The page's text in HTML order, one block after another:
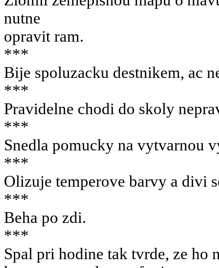
nutne
opravit ram.
***
Bije spoluzacku destnikem, ac
***
Pravidelne chodi do skoly
***
Snedla pomucky na vytvarnou
***
Olizuje temperove barvy a divi
***
Beha po zdi.
***
Spal pri hodine tak tvrde, ze ho